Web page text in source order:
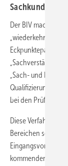
Der BIV machte
„wiederkehrenden
Eckpunktepapier
„Sach- und
bei den
Diese
Bereichen sehr
kommenden